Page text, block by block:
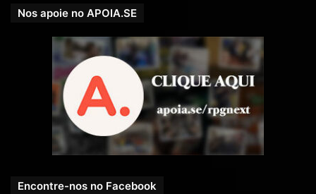
Heliom: Deus do Sol brilhante e da energia. É o segundo
Nos apoie no APOIA.SE
Encontre-nos no Facebook